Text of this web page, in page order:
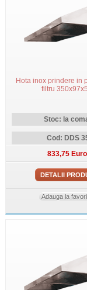
Hota inox prindere in
filtru
Stoc: la
Cod: DDS
833,75 Euro
DETALII
Adauga la